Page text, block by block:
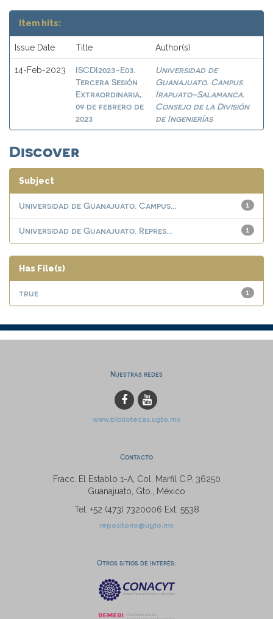
Item hits:
Issue Date Title Author(s)
14-Feb-2023
ISCDI2023-E03.
Tercera Sesión
Extraordinaria,
09 de febrero de
2023
Universidad de
Guanajuato. Campus
Irapuato-Salamanca.
Consejo de la División
de Ingenierías
Discover
Subject
1
Universidad de Guanajuato. Campus...
1
Universidad de Guanajuato. Repres...
Has File(s)
1
true
Nuestras redes
www.bibliotecas.ugto.mx
Contacto
Fracc. El Establo 1-A, Col. Marfil C.P. 36250
Guanajuato, Gto., México
Tel: +52 (473) 7320006 Ext. 5538
repositorio@ugto.mx
Otros sitios de interés: